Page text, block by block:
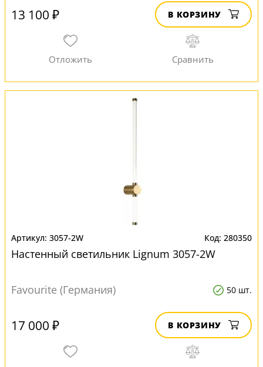
13 100 ₽ В КОРЗИНУ
3057-2W 280350
Настенный светильник Lignum 3057-2W
Favourite (Германия) 50 шт.
17 000 ₽ В КОРЗИНУ